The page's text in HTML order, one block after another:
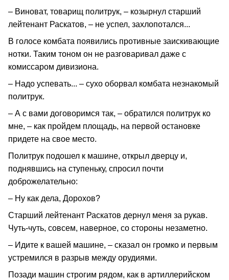
– Виноват, товарищ политрук, – козырнул старший
лейтенант Раскатов, – не успел, захлопотался...
В голосе комбата появились противные заискивающие
нотки. Таким тоном он не разговаривал даже с
комиссаром дивизиона.
– Надо успевать... – сухо оборвал комбата незнакомый
политрук.
– А с вами договоримся так, – обратился политрук ко
мне, – как пройдем площадь, на первой остановке
придете на свое место.
Политрук подошел к машине, открыл дверцу и,
поднявшись на ступеньку, спросил почти
доброжелательно:
– Ну как дела, Дорохов?
Старший лейтенант Раскатов дернул меня за рукав.
Чуть-чуть, совсем, наверное, со стороны незаметно.
– Идите к вашей машине, – сказал он громко и первым
устремился в разрыв между орудиями.
Позади машин строгим рядом, как в артиллерийском